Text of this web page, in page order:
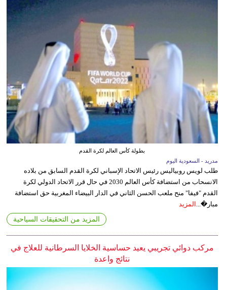
بطولة كأس العالم لكرة القدم
مدريد - السعودية اليوم
طلب لويس روبياليس رئيس الاتحاد الإسباني لكرة القدم السابق من بلاده
الانسحاب من استضافة كأس العالم 2030 في حال قرر الاتحاد الدولي لكرة
القدم "فيفا" منح ملعب الحسن الثاني في الدار البيضاء المغربية حق استضافة
مبار�...
المزيد
المزيد من التحقيقات السياحية
مركب دوائي تجريبي يعيد حساسية الخلايا السرطانية للعلاج في
نتائج واعدة